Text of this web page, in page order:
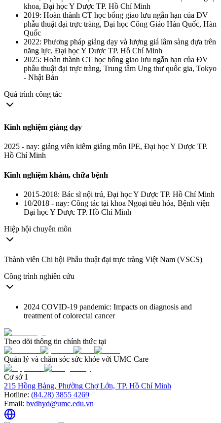
khoa, Đại học Y Dược TP. Hồ Chí Minh
2019: Hoàn thành CT học bổng giao lưu ngắn hạn của ĐV
phẫu thuật đại trực tràng, Đại học Công Giáo Hàn Quốc, Hàn
Quốc
2022: Phương pháp giảng dạy và lượng giá lâm sàng dựa trên
năng lực, Đại học Y Dược TP. Hồ Chí Minh
2025: Hoàn thành CT học bổng giao lưu ngắn hạn của ĐV
phẫu thuật đại trực tràng, Trung tâm Ung thư quốc gia, Tokyo
- Nhật Bản
Quá trình công tác
Kinh nghiệm giảng dạy
2025 - nay: giảng viên kiêm giảng môn IPE, Đại học Y Dược TP.
Hồ Chí Minh
Kinh nghiệm khám, chữa bệnh
2015-2018: Bác sĩ nội trú, Đại học Y Dược TP. Hồ Chí Minh
10/2018 - nay: Công tác tại khoa Ngoại tiêu hóa, Bệnh viện
Đại học Y Dược TP. Hồ Chí Minh
Hiệp hội chuyên môn
Thành viên Chi hội Phẫu thuật đại trực tràng Việt Nam (VSCS)
Công trình nghiên cứu
2024 COVID-19 pandemic: Impacts on diagnosis and
treatment of colorectal cancer
Theo dõi thông tin chính thức tại
Quản lý và chăm sóc sức khỏe với UMC Care
Cơ sở 1
215 Hồng Bàng, Phường Chợ Lớn, TP. Hồ Chí Minh
Hotline: (84.28) 3855 4269
Email: bvdhyd@umc.edu.vn